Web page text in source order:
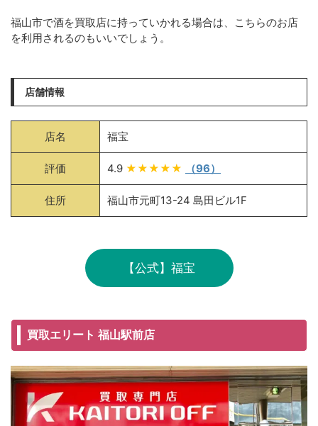
福山市で酒を買取店に持っていかれる場合は、こちらのお店
を利用されるのもいいでしょう。
店舗情報
店名 福宝
評価 4.9 ★★★★★ （96）
住所 福山市元町13-24 島田ビル1F
【公式】福宝
買取エリート 福山駅前店